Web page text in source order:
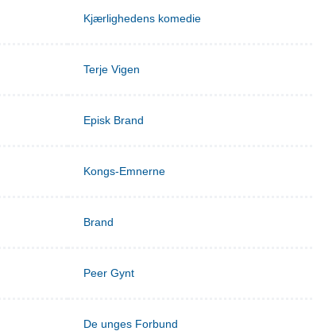
Kjærlighedens komedie
Terje Vigen
Episk Brand
Kongs-Emnerne
Brand
Peer Gynt
De unges Forbund